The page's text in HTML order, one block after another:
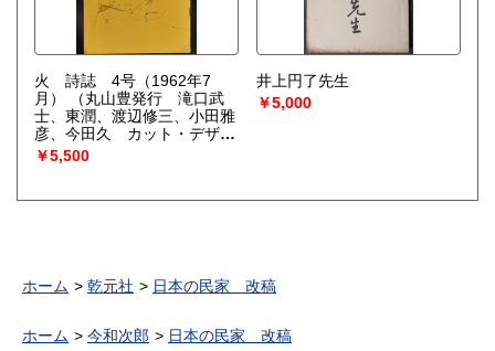
火 詩誌 4号（1962年7
月）
（丸山豊発行 滝口武
士、東潤、渡辺修三、小田雅
彦、今田久 カット・デザイ
ン平野遼）
￥5,500
井上円了先生
￥5,000
ホーム 乾元社 日本の民家 改稿
ホーム 今和次郎 日本の民家 改稿